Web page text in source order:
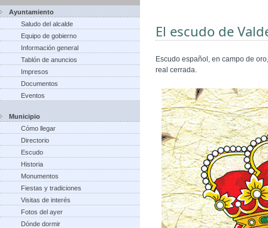
Ayuntamiento
Saludo del alcalde
Equipo de gobierno
Información general
Tablón de anuncios
Impresos
Documentos
Eventos
Municipio
Cómo llegar
Directorio
Escudo
Historia
Monumentos
Fiestas y tradiciones
Visitas de interés
Fotos del ayer
Dónde dormir
El escudo de
Escudo español, en campo de
real cerrada.